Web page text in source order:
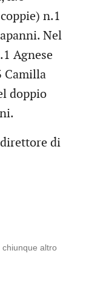
n.1
Nel
Agnese
Camilla
doppio
di
altro